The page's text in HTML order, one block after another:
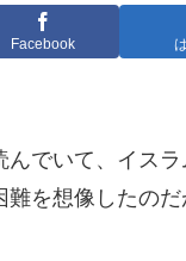
Facebook
んでいて、イス
を想像したの